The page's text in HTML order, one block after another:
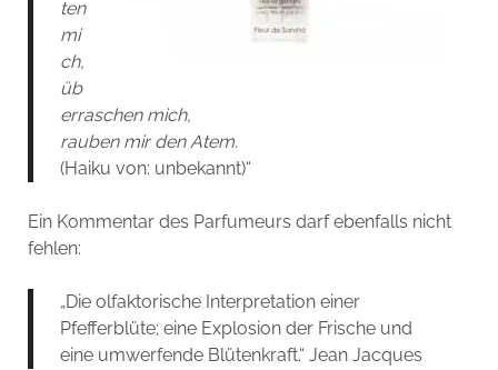
ten
mi
ch,
üb
erraschen mich,
rauben mir den Atem.
(Haiku von: unbekannt)“
Ein Kommentar des Parfumeurs darf ebenfalls nicht
fehlen:
„Die olfaktorische Interpretation einer
Pfefferblüte; eine Explosion der Frische und
eine umwerfende Blütenkraft.“ Jean Jacques